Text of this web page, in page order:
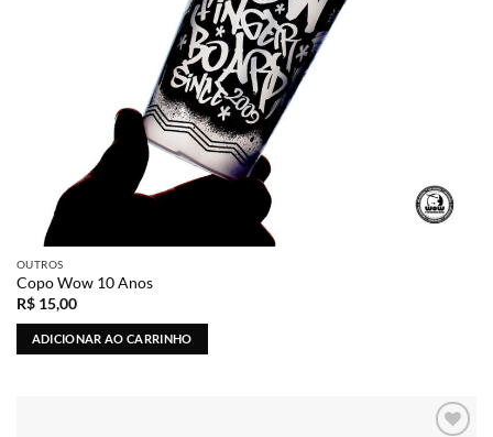
OUTROS
Copo Wow 10 Anos
R$15,00
ADICIONAR AO CARRINHO